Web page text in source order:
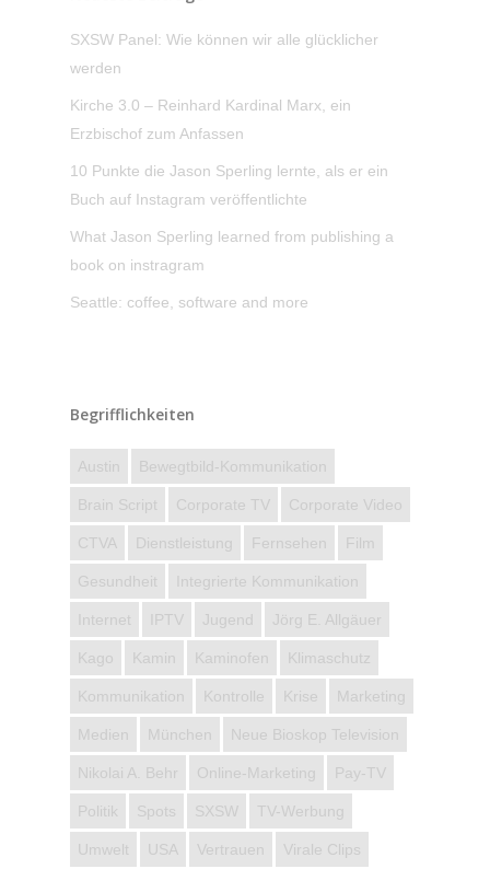
SXSW Panel: Wie können wir alle glücklicher
werden
Kirche 3.0 – Reinhard Kardinal Marx, ein
Erzbischof zum Anfassen
10 Punkte die Jason Sperling lernte, als er ein
Buch auf Instagram veröffentlichte
What Jason Sperling learned from publishing a
book on instragram
Seattle: coffee, software and more
Begrifflichkeiten
Austin Bewegtbild-Kommunikation
Brain Script Corporate TV Corporate Video
CTVA Dienstleistung Fernsehen Film
Gesundheit Integrierte Kommunikation
Internet IPTV Jugend Jörg E. Allgäuer
Kago Kamin Kaminofen Klimaschutz
Kommunikation Kontrolle Krise Marketing
Medien München Neue Bioskop Television
Nikolai A. Behr Online-Marketing Pay-TV
Politik Spots SXSW TV-Werbung
Umwelt USA Vertrauen Virale Clips